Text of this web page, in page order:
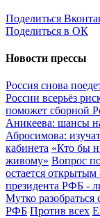
Поделиться
Поделиться в ОК
Новости прессы
Россия снова
России всерьёз
поможет сборной
Аникеева: шансы
Абросимова:
кабинета «Кто бы
живому» Вопрос
остается
президента РФБ -
Мутко
РФБ Против всех